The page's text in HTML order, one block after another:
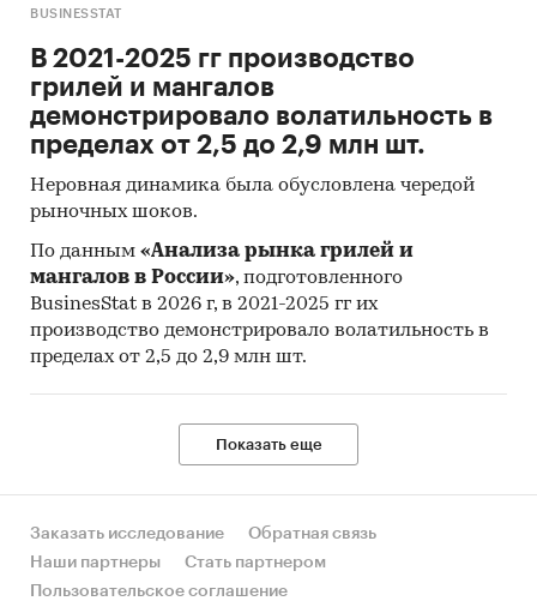
BUSINESSTAT
В 2021-2025 гг производство
грилей и мангалов
демонстрировало волатильность в
пределах от 2,5 до 2,9 млн шт.
Неровная динамика была обусловлена чередой
рыночных шоков.
По данным «Анализа рынка грилей и
мангалов в России», подготовленного
BusinesStat в 2026 г, в 2021-2025 гг их
производство демонстрировало волатильность в
пределах от 2,5 до 2,9 млн шт.
Показать еще
Заказать исследование
Обратная связь
Наши партнеры
Стать партнером
Пользовательское соглашение